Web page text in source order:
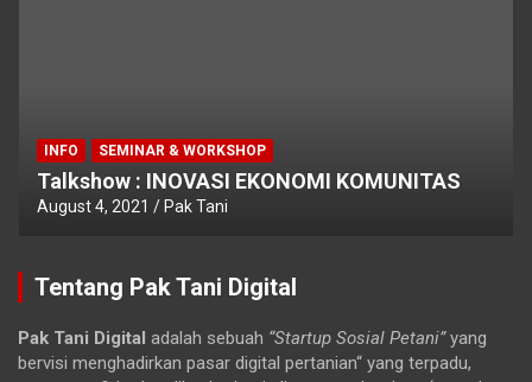
INFO SEMINAR & WORKSHOP
Talkshow : INOVASI EKONOMI KOMUNITAS
August 4, 2021 Pak Tani
Tentang Pak Tani Digital
Pak Tani Digital adalah sebuah “Startup Sosial Petani”yang
bervisi menghadirkan pasar digital pertanian“ yang terpadu,